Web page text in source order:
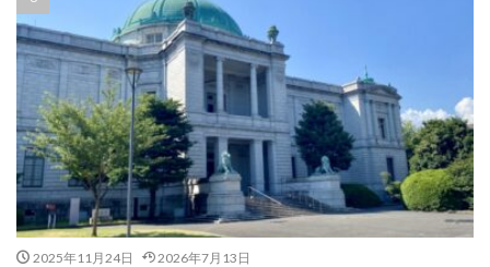
2025年11月24日 2026年7月13日